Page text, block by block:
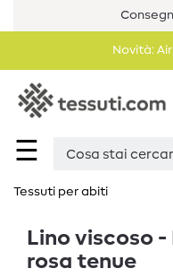
Novità:
☰
Tessuti per abiti
Lino viscoso
rosa tenue